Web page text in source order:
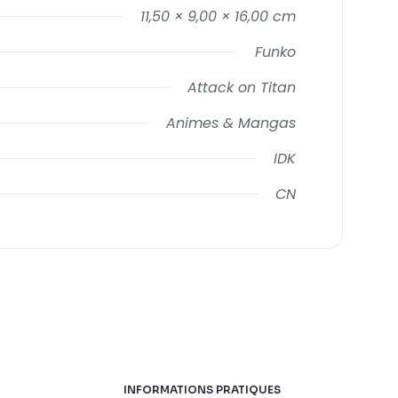
11,50 × 9,00 × 16,00 cm
Funko
Attack on Titan
Animes & Mangas
IDK
CN
INFORMATIONS PRATIQUES